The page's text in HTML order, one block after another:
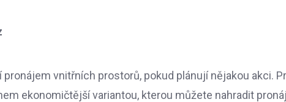
pronájem vnitřních prostorů, pokud plánují nějakou akci.
ekonomičtější variantou, kterou můžete nahradit